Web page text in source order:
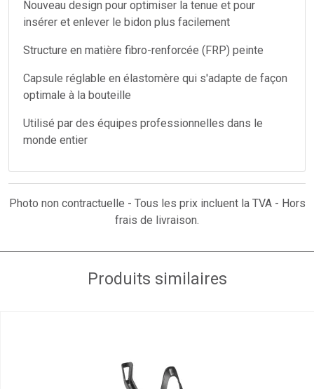
Nouveau design pour optimiser la tenue et pour
insérer et enlever le bidon plus facilement
Structure en matière fibro-renforcée (FRP) peinte
Capsule réglable en élastomère qui s'adapte de façon
optimale à la bouteille
Utilisé par des équipes professionnelles dans le
monde entier
Photo non contractuelle - Tous les prix incluent la TVA - Hors
frais de livraison.
Produits similaires